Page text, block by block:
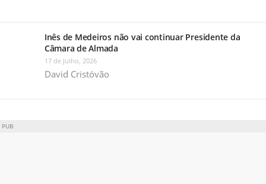
Inês de Medeiros não vai continuar Presidente da
Câmara de Almada
17 de Julho, 2026
David Cristóvão
PUB